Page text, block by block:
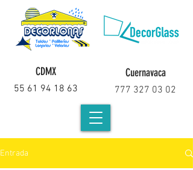
CDMX
55 61 94 18 63
Cuernavaca
777 327 03 02
Entrada